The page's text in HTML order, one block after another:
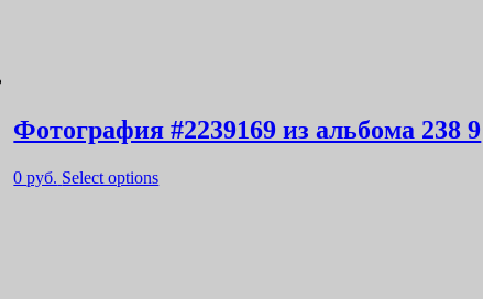
Фотография #2239169 из альбома 238 9
0руб. Select options